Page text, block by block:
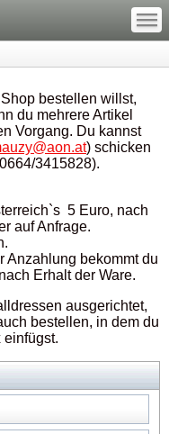
—
—
—
bestellen willst,
du mehrere Artikel
Vorgang. Du kannst
) schicken
3415828).
5 Euro, nach
auf Anfrage.
Anzahlung bekommt du
Erhalt der Ware.
ausgerichtet,
bestellen, in dem du
einfügst.